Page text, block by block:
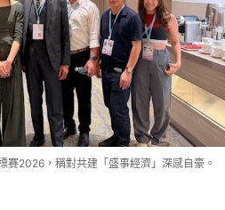
賽2026，稱對共建「盛事經濟」深感自豪。